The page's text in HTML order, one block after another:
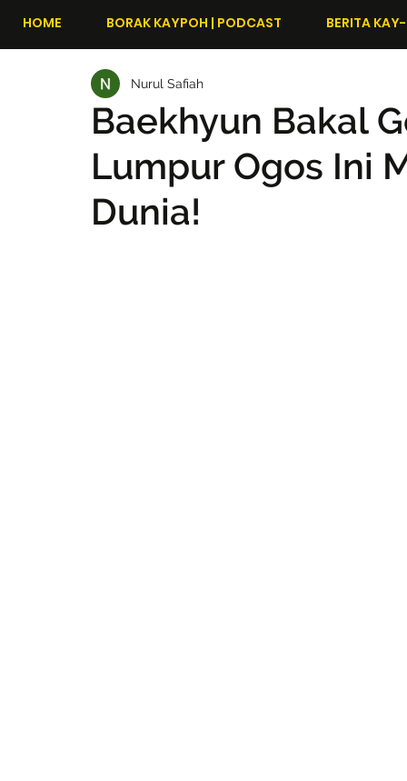
HOME BORAK KAYPOH | PODCAST BERITA
Baekhyun Bakal
Lumpur Ogos Ini
Dunia!
Nurul Safiah